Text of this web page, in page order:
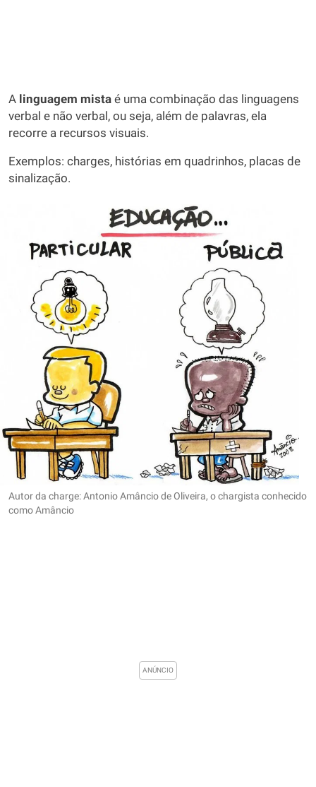
A linguagem mista é uma combinação das linguagens
verbal e não verbal, ou seja, além de palavras, ela
recorre a recursos visuais.
Exemplos: charges, histórias em quadrinhos, placas de
sinalização.
Autor da charge: Antonio Amâncio de Oliveira, o chargista conhecido
como Amâncio